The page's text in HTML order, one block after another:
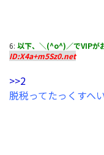
6: 以下、＼(^o^)／でVIPが
ID:X4a+m5Sz0.net
>>2
脱税ってたっくすへ